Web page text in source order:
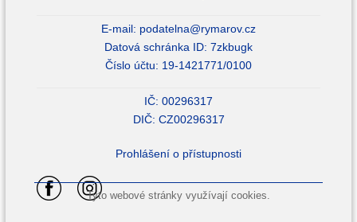
E-mail: podatelna@rymarov.cz
Datová schránka ID: 7zkbugk
Číslo účtu: 19-1421771/0100
IČ: 00296317
DIČ: CZ00296317
Prohlášení o přístupnosti
Tyto webové stránky využívají cookies.